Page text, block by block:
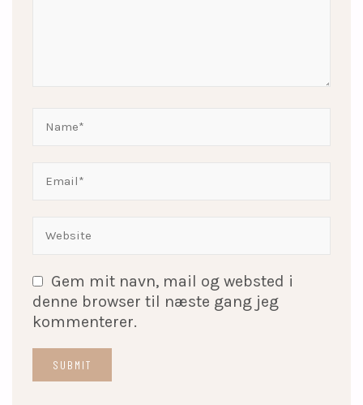
Gem mit navn, mail og websted i
denne browser til næste gang jeg
kommenterer.